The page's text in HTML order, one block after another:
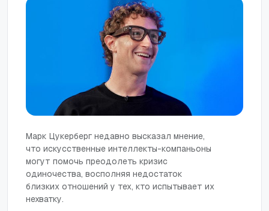
Марк Цукерберг недавно высказал мнение,
что искусственные интеллекты-компаньоны
могут помочь преодолеть кризис
одиночества, восполняя недостаток
близких отношений у тех, кто испытывает их
нехватку.